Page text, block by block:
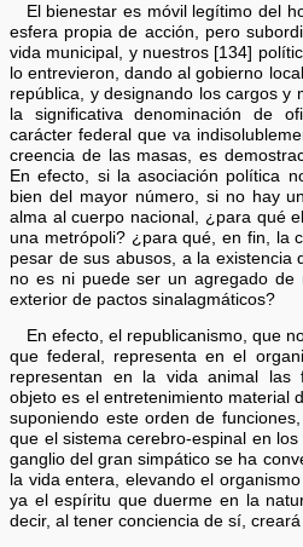
El bienestar es móvil legítimo del
esfera propia de acción, pero
vida municipal, y nuestros [134]
lo entrevieron, dando al gobierno
república, y designando los cargos y
la significativa denominación de
carácter federal que va
creencia de las masas, es
En efecto, si la asociación política
bien del mayor número, si no hay
alma al cuerpo nacional, ¿para qué
una metrópoli? ¿para qué, en fin, la
pesar de sus abusos, a la existencia
no es ni puede ser un agregado de
exterior de pactos sinalagmáticos?
En efecto, el republicanismo, que
que federal, representa en el
representan en la vida animal las
objeto es el entretenimiento material
suponiendo este orden de
que el sistema cerebro-espinal en
ganglio del gran simpático se ha
la vida entera, elevando el
ya el espíritu que duerme en la
decir, al tener conciencia de sí,